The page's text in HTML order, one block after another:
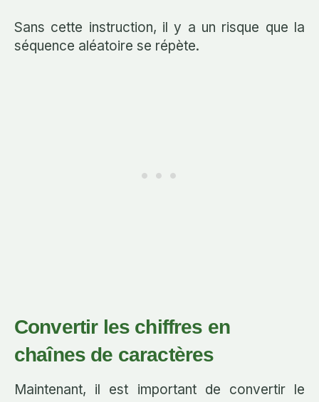
Sans cette instruction, il y a un risque que la
séquence aléatoire se répète.
Convertir les chiffres en
chaînes de caractères
Maintenant, il est important de convertir le